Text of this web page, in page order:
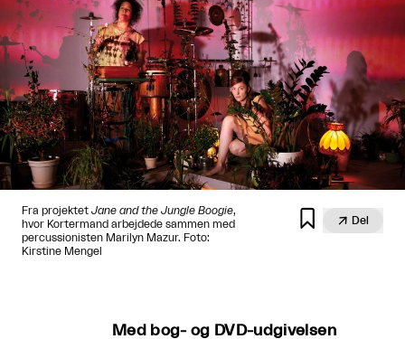
Fra projektet Jane and the Jungle Boogie,
hvor Kortermand arbejdede sammen med
percussionisten Marilyn Mazur. Foto:
Kirstine Mengel
  Del
Med bog- og DVD-udgivelsen